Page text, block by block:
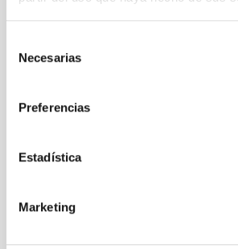
Necesarias
Preferencias
Estadística
Marketing
C/2025 A6 (Lemmon)